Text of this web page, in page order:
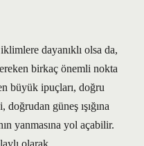
dayanıklı olsa da,
birkaç önemli nokta
büyük ipuçları, doğru
doğrudan güneş ışığına
yanmasına yol açabilir.
olarak